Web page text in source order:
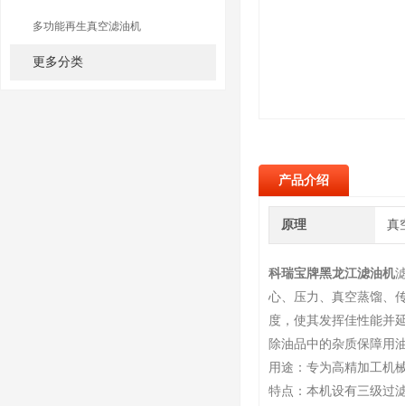
多功能再生真空滤油机
更多分类
产品介绍
原理 真
科瑞宝牌黑龙江滤油机
心、压力、真空蒸馏、
度，使其发挥佳性能并
除油品中的杂质保障用
用途：专为高精加工机
特点：本机设有三级过